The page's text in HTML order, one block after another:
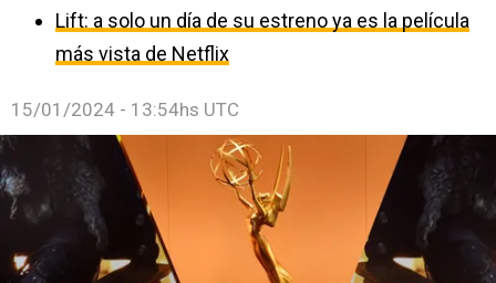
Lift: a solo un día de su estreno ya es la película
más vista de Netflix
15/01/2024 - 13:54hs UTC